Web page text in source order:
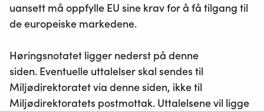
uansett må oppfylle EU sine krav for å få tilgang til
de europeiske markedene.
Høringsnotatet ligger nederst på denne
siden. Eventuelle uttalelser skal sendes til
Miljødirektoratet via denne siden, ikke til
Miljødirektoratets postmottak. Uttalelsene vil ligge